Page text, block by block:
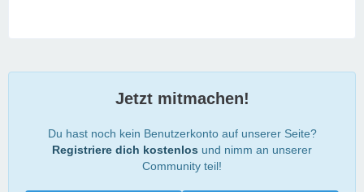
Jetzt mitmachen!
Du hast noch kein Benutzerkonto auf unserer Seite?
Registriere dich kostenlos und nimm an unserer
Community teil!